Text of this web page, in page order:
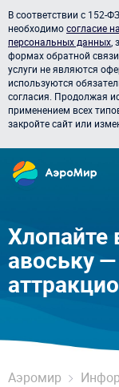
В соответствии с 152-
необходимосогласие
персональных данных
формах обратной
услуги не являются
используются
согласия. Продолжая
применением всех
закройте сайт или
Хлопайте
авоську
Аэромир